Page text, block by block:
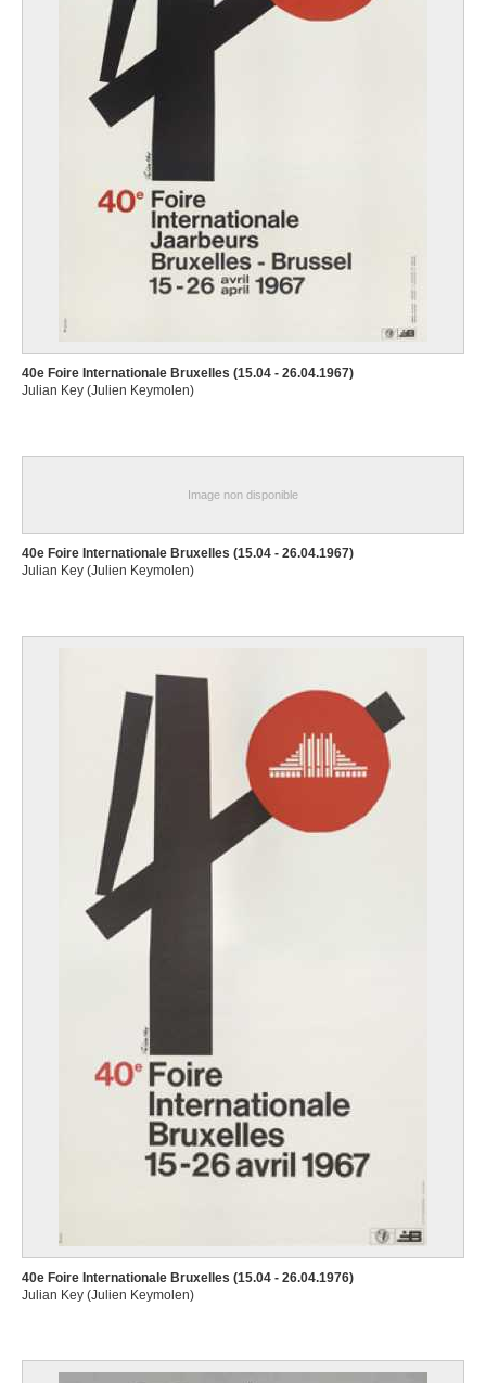
40e Foire Internationale Bruxelles (15.04 - 26.04.1967)
Julian Key (Julien Keymolen)
Image non disponible
40e Foire Internationale Bruxelles (15.04 - 26.04.1967)
Julian Key (Julien Keymolen)
40e Foire Internationale Bruxelles (15.04 - 26.04.1976)
Julian Key (Julien Keymolen)